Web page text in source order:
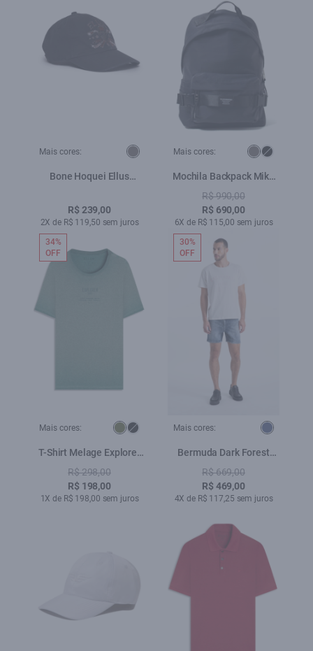
Mais cores:
Bone Hoquei Ellus
R$ 239,00
2X de R$ 119,50 sem juros
Mais cores:
Mochila Backpack Mike
Ellus Grafite
R$ 990,00
R$ 690,00
6X de R$ 115,00 sem juros
Mais cores:
T-Shirt Melage Explorer
Classic Bottle Mescla
R$ 298,00
R$ 198,00
1X de R$ 198,00 sem juros
34%
OFF
Mais cores:
Bermuda Dark Forest
Hawaii Lav.Escuro
R$ 669,00
R$ 469,00
4X de R$ 117,25 sem juros
30%
OFF